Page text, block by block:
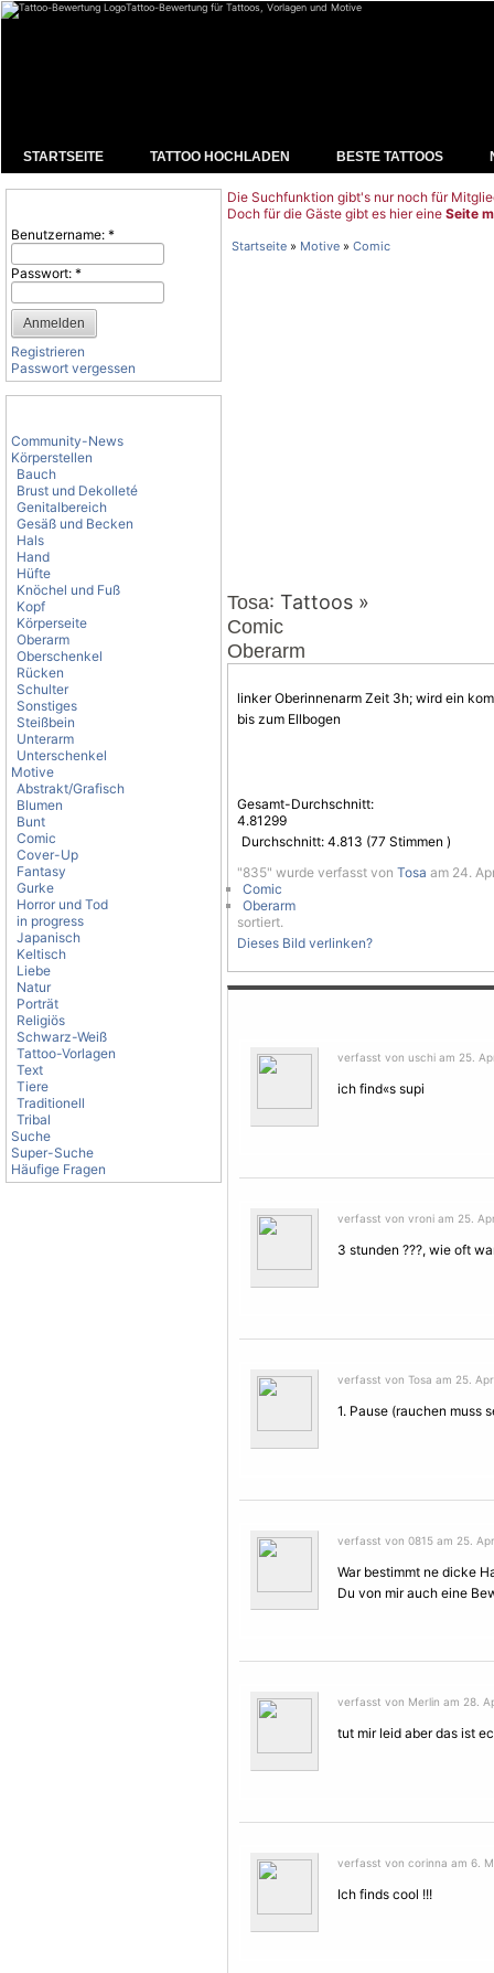
Tattoo-Bewertung für Tattoos, Vorlagen und Motive
STARTSEITE TATTOO HOCHLADEN BESTE TATTOOS
Benutzername: *
Passwort: *
Registrieren
Passwort vergessen
Community-News
Körperstellen
Bauch
Brust und Dekolleté
Genitalbereich
Gesäß und Becken
Hals
Hand
Hüfte
Knöchel und Fuß
Kopf
Körperseite
Oberarm
Oberschenkel
Rücken
Schulter
Sonstiges
Steißbein
Unterarm
Unterschenkel
Motive
Abstrakt/Grafisch
Blumen
Bunt
Comic
Cover-Up
Fantasy
Gurke
Horror und Tod
in progress
Japanisch
Keltisch
Liebe
Natur
Porträt
Religiös
Schwarz-Weiß
Tattoo-Vorlagen
Text
Tiere
Traditionell
Tribal
Suche
Super-Suche
Häufige Fragen
Die Suchfunktion gibt's nur noch für
Doch für die Gäste gibt es hier eine Seite
Startseite » Motive » Comic
Tosa: Tattoos »
Comic
Oberarm
linker Oberinnenarm Zeit 3h; wird ein
bis zum Ellbogen
Gesamt-Durchschnitt:
4.81299
Durchschnitt: 4.813 (77 Stimmen )
"835" wurde verfasst von Tosa am 24.
Comic
Oberarm
sortiert.
Dieses Bild verlinken?
verfasst von uschi am 25.
ich find«s supi
verfasst von vroni am 25.
3 stunden ???, wie oft
verfasst von Tosa am 25.
1. Pause (rauchen muss
verfasst von 0815 am 25.
War bestimmt ne dicke
Du von mir auch eine
verfasst von Merlin am 28.
tut mir leid aber das ist
verfasst von corinna am 6.
Ich finds cool !!!